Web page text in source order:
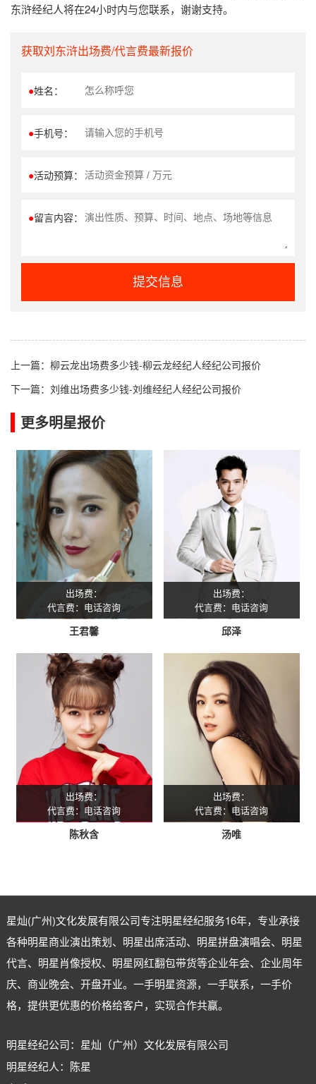
东浒经纪人将在24小时内与您联系，谢谢支持。
获取刘东浒出场费/代言费最新报价
●姓名：
●手机号：
●活动预算：
●留言内容：
提交信息
上一篇： 柳云龙出场费多少钱-柳云龙经纪人经纪公司报价
下一篇： 刘维出场费多少钱-刘维经纪人经纪公司报价
更多明星报价
出场费：
代言费：电话咨询
王君馨
出场费：
代言费：电话咨询
邱泽
出场费：
代言费：电话咨询
陈秋含
出场费：
代言费：电话咨询
汤唯
星灿(广州)文化发展有限公司专注明星经纪服务16年，专业承接
各种明星商业演出策划、明星出席活动、明星拼盘演唱会、明星
代言、明星肖像授权、明星网红翻包带货等企业年会、企业周年
庆、商业晚会、开盘开业。一手明星资源，一手联系，一手价
格，提供更优惠的价格给客户，实现合作共赢。
明星经纪公司：星灿（广州）文化发展有限公司
明星经纪人：陈星